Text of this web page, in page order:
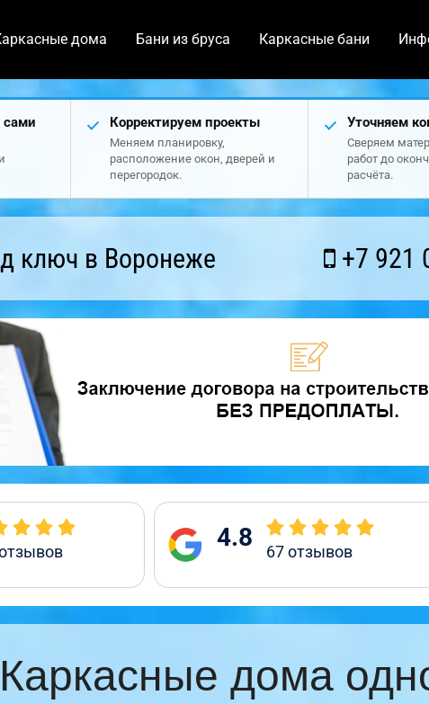
дома Бани из бруса Каркасные бани
сами Корректируем проекты
Меняем планировку,
расположение окон, дверей и
перегородок.
Уточняем
Сверяем
работ до
расчёта.
ключ в Воронеже +7 921
4.8 67отзывов
Каркасные дома